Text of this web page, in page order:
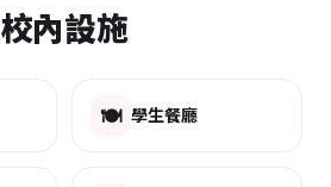
校內設施
🍽️ 學生餐廳